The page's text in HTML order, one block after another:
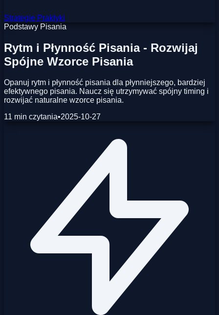
Strategie Praktyki
Podstawy Pisania
Rytm i Płynność Pisania - Rozwijaj
Spójne Wzorce Pisania
Opanuj rytm i płynność pisania dla płynniejszego, bardziej
efektywnego pisania. Naucz się utrzymywać spójny timing i
rozwijać naturalne wzorce pisania.
11 min czytania•2025-10-27